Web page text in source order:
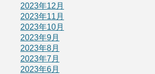
2023年12月
2023年11月
2023年10月
2023年9月
2023年8月
2023年7月
2023年6月